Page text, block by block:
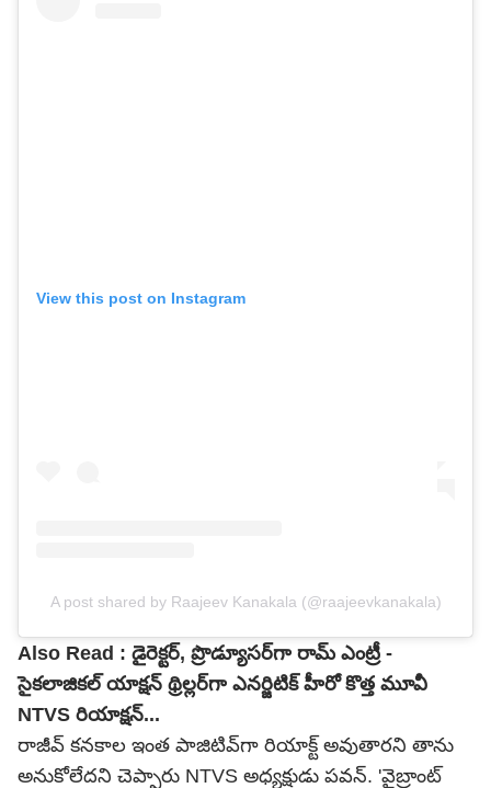
View this post on Instagram
A post shared by Raajeev Kanakala (@raajeevkanakala)
Also Read : డైరెక్టర్, ప్రొడ్యూసర్‌గా రామ్ ఎంట్రీ -
సైకలాజికల్ యాక్షన్ థ్రిల్లర్‌గా ఎనర్జిటిక్ హీరో కొత్త మూవీ
NTVS రియాక్షన్...
రాజీవ్ కనకాల ఇంత పాజిటివ్‌గా రియాక్ట్ అవుతారని తాను
అనుకోలేదని చెప్పారు NTVS అధ్యక్షుడు పవన్. 'వైబ్రాంట్